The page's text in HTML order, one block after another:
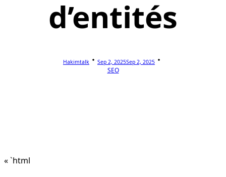
d’entités
Hakimtalk Sep 2, 2025Sep 2, 2025
SEO
« `html